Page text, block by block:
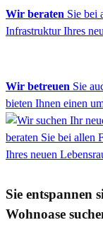
Wir beraten Sie bei
Infrastruktur Ihres
Wir betreuen Sie
bieten Ihnen einen
Sie entspannen
Wohnoase